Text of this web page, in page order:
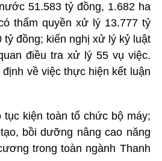
51.583 tỷ đồng, 1.682 ha
thẩm quyền xử lý 13.777 tỷ
đồng; kiến nghị xử lý kỷ luật
điều tra xử lý 55 vụ việc.
về việc thực hiện kết luận
kiện toàn tổ chức bộ máy;
bồi dưỡng nâng cao năng
trong toàn ngành Thanh